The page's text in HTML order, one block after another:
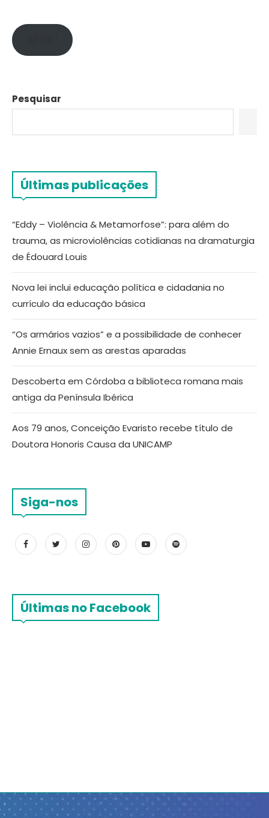
Pesquisar
Últimas publicações
“Eddy – Violência & Metamorfose”: para além do
trauma, as microviolências cotidianas na dramaturgia
de Édouard Louis
Nova lei inclui educação política e cidadania no
currículo da educação básica
“Os armários vazios” e a possibilidade de conhecer
Annie Ernaux sem as arestas aparadas
Descoberta em Córdoba a biblioteca romana mais
antiga da Península Ibérica
Aos 79 anos, Conceição Evaristo recebe título de
Doutora Honoris Causa da UNICAMP
Siga-nos
Últimas no Facebook